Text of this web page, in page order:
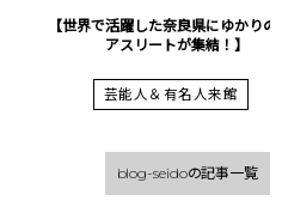
【世界で活躍した奈良県にゆかりの
アスリートが集結！】
芸能人＆有名人来館
blog-seidoの記事一覧